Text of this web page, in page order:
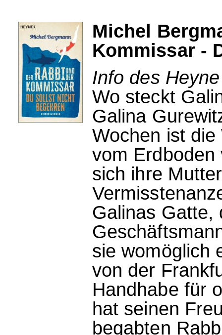
Michel
Kommissar -
Info des
Wo steckt
Galina
Wochen ist
vom
sich ihre
Galinas Gatte,
sie womöglich
von der
Handhabe für
hat seinen
begabten